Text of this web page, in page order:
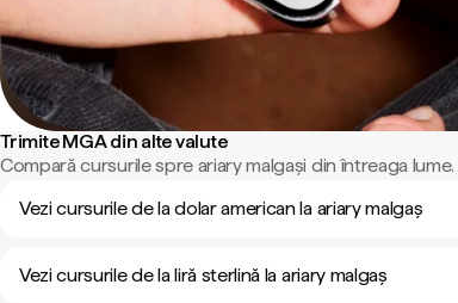
Trimite MGA din alte valute
Compară cursurile spre ariary malgași din întreaga lume.
Vezi cursurile de la dolar american la ariary malgaș
Vezi cursurile de la liră sterlină la ariary malgaș